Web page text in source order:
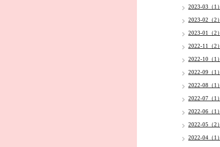
2023-03（1）
2023-02（2）
2023-01（2）
2022-11（2）
2022-10（1）
2022-09（1）
2022-08（1）
2022-07（1）
2022-06（1）
2022-05（2）
2022-04（1）